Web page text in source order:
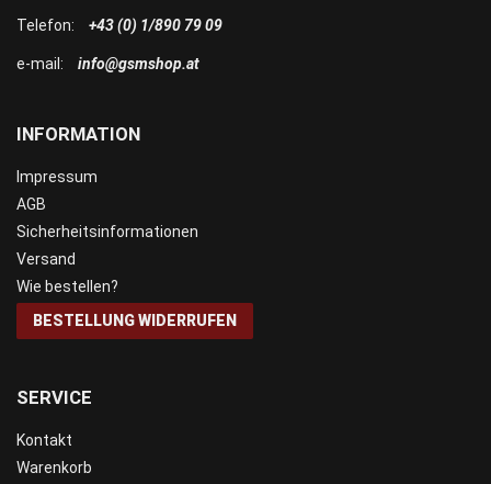
SERVICE
Kontakt
Warenkorb
INFORMATION
Impressum
AGB
Sicherheitsinformationen
Versand
Wie bestellen?
BESTELLUNG WIDERRUFEN
Telefon: +43 (0) 1/890 79 09
e-mail: info@gsmshop.at